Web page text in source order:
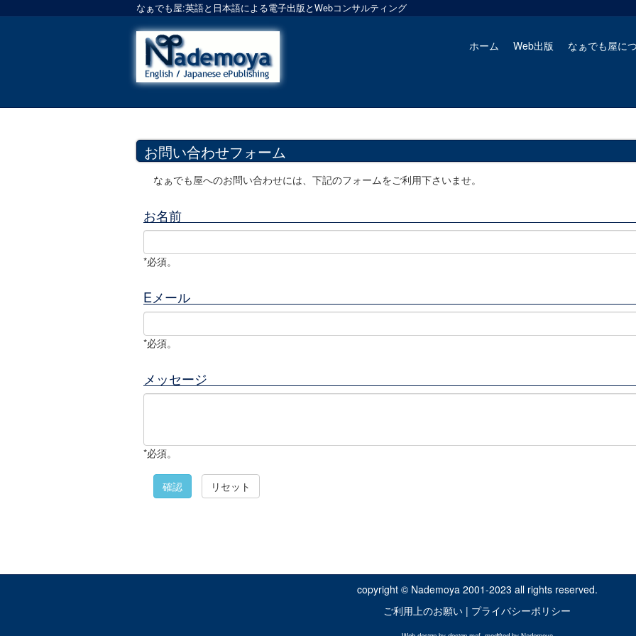
なぁでも屋:英語と日本語による電子出版とWebコンサルティング
ホーム Web出版 なぁでも屋に
お問い合わせフォーム
なぁでも屋へのお問い合わせには、下記のフォームをご利用下さいませ。
お名前
*必須。
Eメール
*必須。
メッセージ
*必須。
copyright © Nademoya 2001-2023 all rights reserved.
ご利用上のお願い | プライバシーポリシー